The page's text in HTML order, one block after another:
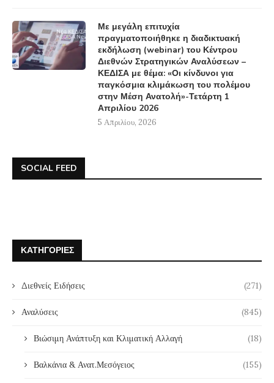
Με μεγάλη επιτυχία
πραγματοποιήθηκε η διαδικτυακή
εκδήλωση (webinar) του Κέντρου
Διεθνών Στρατηγικών Αναλύσεων –
ΚΕΔΙΣΑ με θέμα: «Οι κίνδυνοι για
παγκόσμια κλιμάκωση του πολέμου
στην Μέση Ανατολή»-Τετάρτη 1
Απριλίου 2026
5 Απριλίου, 2026
SOCIAL FEED
ΚΑΤΗΓΟΡΊΕΣ
Διεθνείς Ειδήσεις (271)
Αναλύσεις (845)
Βιώσιμη Ανάπτυξη και Κλιματική Αλλαγή (18)
Βαλκάνια & Ανατ.Μεσόγειος (155)